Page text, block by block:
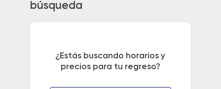
búsqueda
¿Estás buscando horarios y
precios para tu regreso?